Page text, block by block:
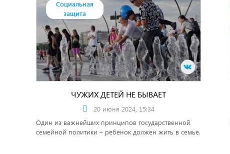
Социальная
защита
ЧУЖИХ ДЕТЕЙ НЕ БЫВАЕТ
20 июня 2024, 15:34
Один из важнейших принципов государственной
семейной политики – ребенок должен жить в семье.